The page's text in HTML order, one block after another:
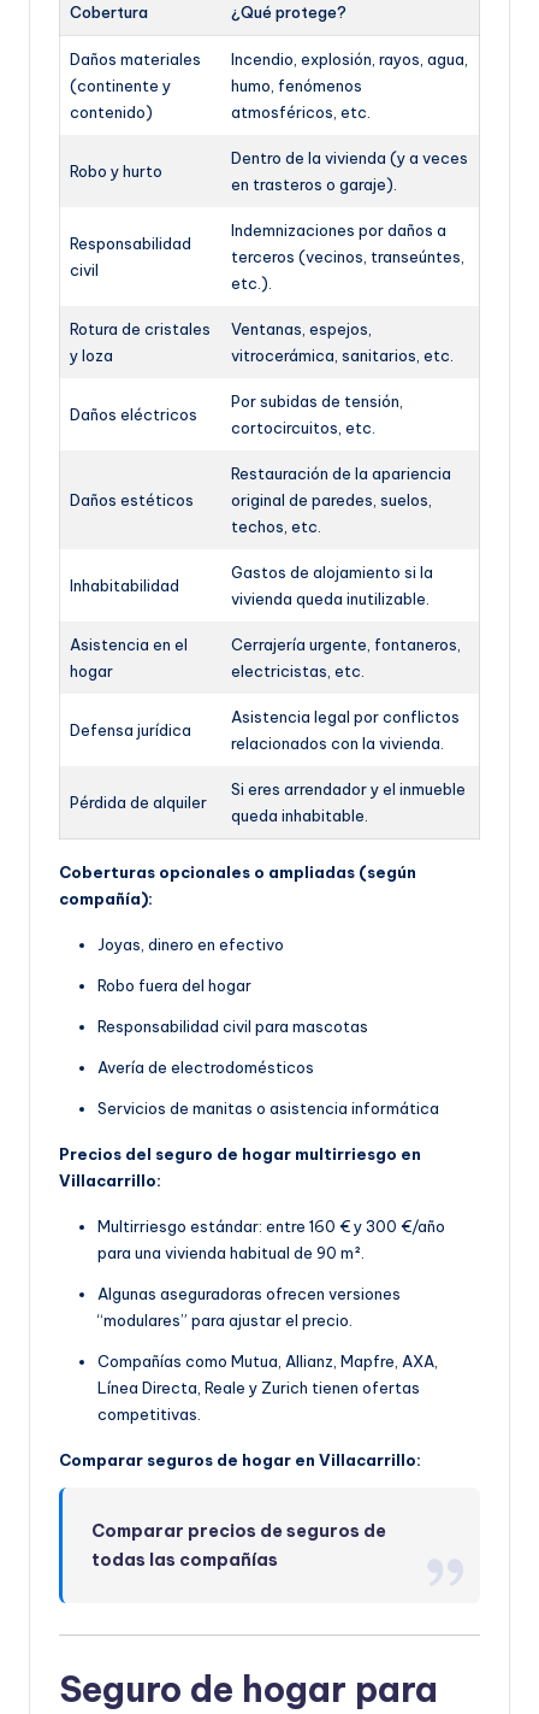
Cobertura ¿Qué protege?
Daños materiales
(continente y
contenido)
Incendio, explosión, rayos, agua,
humo, fenómenos
atmosféricos, etc.
Robo y hurto
Dentro de la vivienda (y a veces
en trasteros o garaje).
Responsabilidad
civil
Indemnizaciones por daños a
terceros (vecinos, transeúntes,
etc.).
Rotura de cristales
y loza
Ventanas, espejos,
vitrocerámica, sanitarios, etc.
Daños eléctricos
Por subidas de tensión,
cortocircuitos, etc.
Daños estéticos
Restauración de la apariencia
original de paredes, suelos,
techos, etc.
Inhabitabilidad
Gastos de alojamiento si la
vivienda queda inutilizable.
Asistencia en el
hogar
Cerrajería urgente, fontaneros,
electricistas, etc.
Defensa jurídica
Asistencia legal por conflictos
relacionados con la vivienda.
Pérdida de alquiler
Si eres arrendador y el inmueble
queda inhabitable.
Coberturas opcionales o ampliadas (según
compañía):
Joyas, dinero en efectivo
Robo fuera del hogar
Responsabilidad civil para mascotas
Avería de electrodomésticos
Servicios de manitas o asistencia informática
Precios del seguro de hogar multirriesgo en
Villacarrillo:
Multirriesgo estándar: entre 160 € y 300 €/año
para una vivienda habitual de 90 m².
Algunas aseguradoras ofrecen versiones
“modulares” para ajustar el precio.
Compañías como Mutua, Allianz, Mapfre, AXA,
Línea Directa, Reale y Zurich tienen ofertas
competitivas.
Comparar seguros de hogar en Villacarrillo:
Comparar precios de seguros de
todas las compañías
Seguro de hogar para